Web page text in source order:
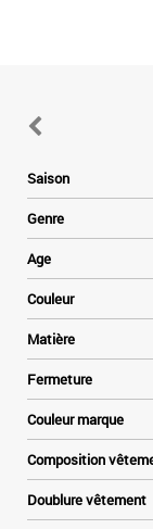
Saison
Genre
Age
Couleur
Matière
Fermeture
Couleur marque
Composition
Doublure vêtement